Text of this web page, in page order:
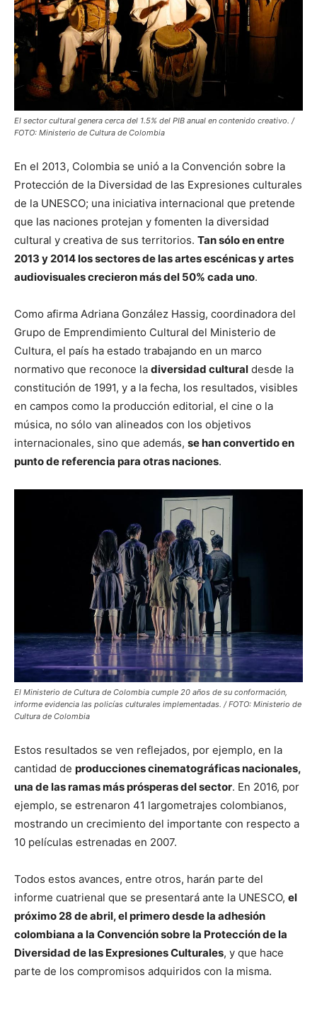
El sector cultural genera cerca del 1.5% del PIB anual en contenido creativo. /
FOTO: Ministerio de Cultura de Colombia
En el 2013, Colombia se unió a la Convención sobre la
Protección de la Diversidad de las Expresiones culturales
de la UNESCO; una iniciativa internacional que pretende
que las naciones protejan y fomenten la diversidad
cultural y creativa de sus territorios. Tan sólo en entre
2013 y 2014 los sectores de las artes escénicas y artes
audiovisuales crecieron más del 50% cada uno.
Como afirma Adriana González Hassig, coordinadora del
Grupo de Emprendimiento Cultural del Ministerio de
Cultura, el país ha estado trabajando en un marco
normativo que reconoce la diversidad cultural desde la
constitución de 1991, y a la fecha, los resultados, visibles
en campos como la producción editorial, el cine o la
música, no sólo van alineados con los objetivos
internacionales, sino que además, se han convertido en
punto de referencia para otras naciones.
El Ministerio de Cultura de Colombia cumple 20 años de su conformación,
informe evidencia las policías culturales implementadas. / FOTO: Ministerio de
Cultura de Colombia
Estos resultados se ven reflejados, por ejemplo, en la
cantidad de producciones cinematográficas nacionales,
una de las ramas más prósperas del sector. En 2016, por
ejemplo, se estrenaron 41 largometrajes colombianos,
mostrando un crecimiento del importante con respecto a
10 películas estrenadas en 2007.
Todos estos avances, entre otros, harán parte del
informe cuatrienal que se presentará ante la UNESCO, el
próximo 28 de abril, el primero desde la adhesión
colombiana a la Convención sobre la Protección de la
Diversidad de las Expresiones Culturales, y que hace
parte de los compromisos adquiridos con la misma.